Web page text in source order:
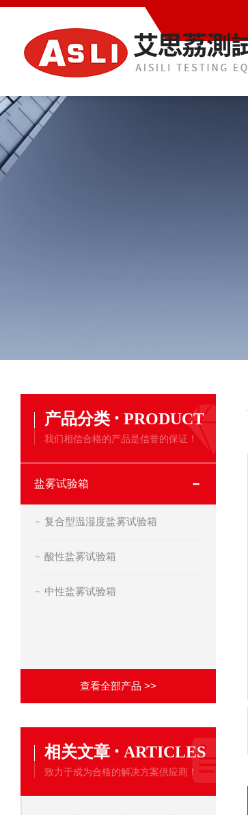
产品分类 · PRODUCT
我们相信合格的产品是信誉的保证！
盐雾试验箱
复合型温湿度盐雾试验箱
酸性盐雾试验箱
中性盐雾试验箱
查看全部产品 >>
相关文章 · ARTICLES
致力于成为合格的解决方案供应商！